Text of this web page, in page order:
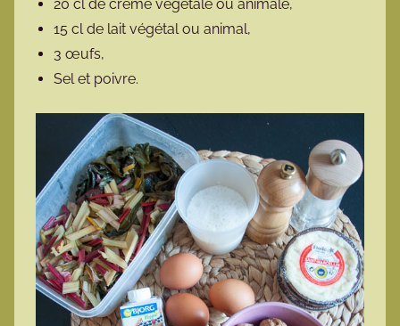
20 cl de crème végétale ou animale,
15 cl de lait végétal ou animal,
3 œufs,
Sel et poivre.